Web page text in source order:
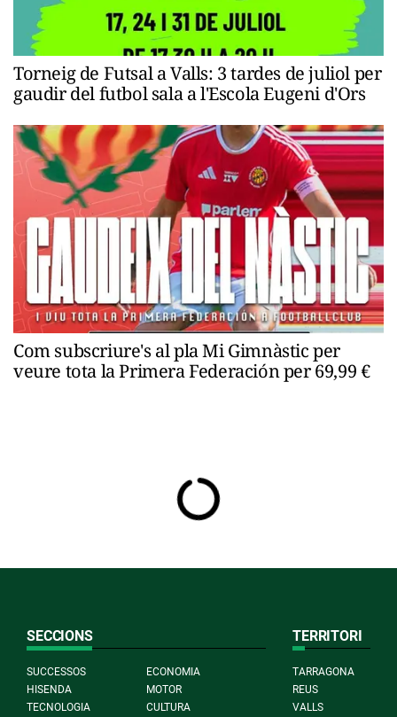
Torneig de Futsal a Valls: 3 tardes de juliol per
gaudir del futbol sala a l'Escola Eugeni d'Ors
Com subscriure's al pla Mi Gimnàstic per
veure tota la Primera Federación per 69,99 €
SECCIONS
SUCCESSOS
ECONOMIA
HISENDA
MOTOR
TECNOLOGIA
CULTURA
TERRITORI
TARRAGONA
REUS
VALLS